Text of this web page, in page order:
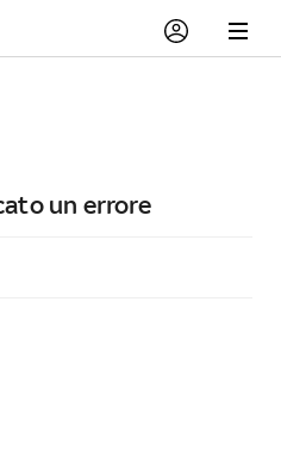
un errore